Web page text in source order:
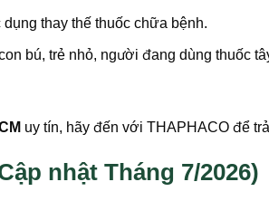
thay thế thuốc chữa bệnh.
bú, trẻ nhỏ, người đang dùng thuốc
uy tín, hãy đến với THAPHACO để
nhật Tháng 7/2026)